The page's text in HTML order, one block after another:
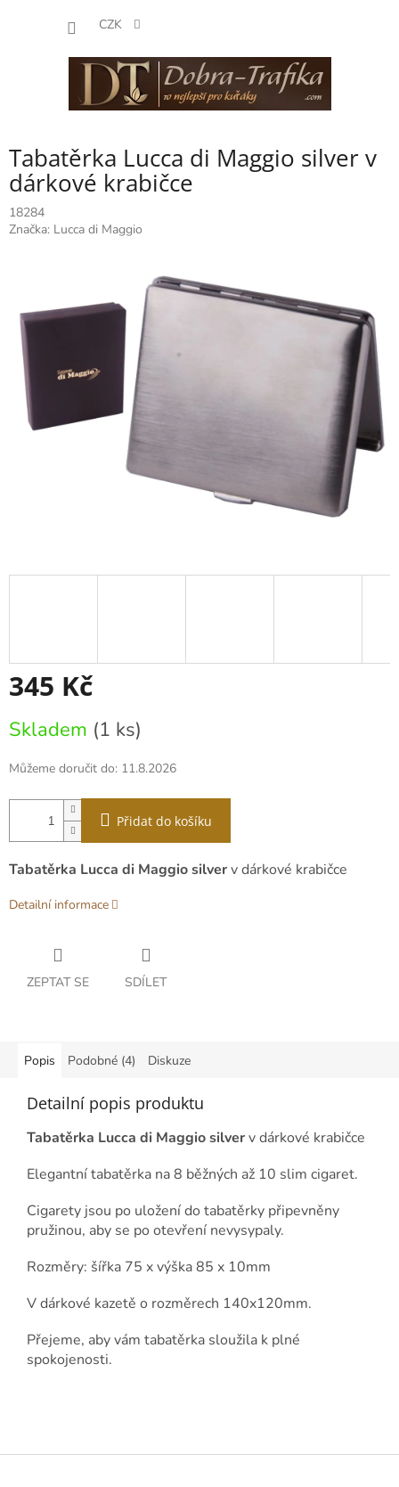
CZK
Tabatěrka Lucca di Maggio silver v
dárkové krabičce
18284
Značka: Lucca di Maggio
345 Kč
cena:
Skladem (1 ks)
Můžeme doručit do: 11.8.2026
Přidat do košíku
Tabatěrka Lucca di Maggio silverv dárkové krabičce
Detailní informace
ZEPTAT SE SDÍLET
Popis Podobné (4) Diskuze
Detailní popis produktu
Tabatěrka Lucca di Maggio silverv dárkové krabičce
Elegantní tabatěrka na 8 běžných až 10 slim cigaret.
Cigarety jsou po uložení do tabatěrky připevněny
pružinou, aby se po otevření nevysypaly.
Rozměry: šířka 75 x výška 85 x 10mm
V dárkové kazetě o rozměrech 140x120mm.
Přejeme, aby vám tabatěrka sloužila k plné
spokojenosti.
Z